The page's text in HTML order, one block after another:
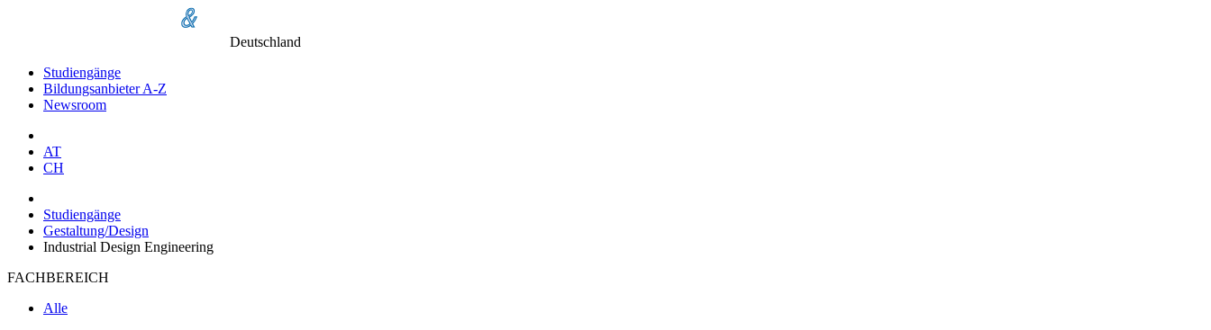
Deutschland
Studiengänge
Bildungsanbieter A-Z
Newsroom
AT
CH
Studiengänge
Gestaltung/Design
Industrial Design Engineering
FACHBEREICH
Alle